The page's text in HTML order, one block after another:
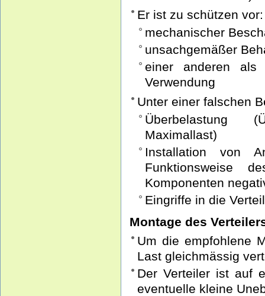
Er ist zu schützen vor:
mechanischer
unsachgemäßer
einer anderen als
Verwendung
Unter einer falschen
Überbelastung
Maximallast)
Installation von
Funktionsweise
Komponenten
Eingriffe in die
Montage des
Um die empfohlene
Last gleichmässig
Der Verteiler ist auf
eventuelle kleine